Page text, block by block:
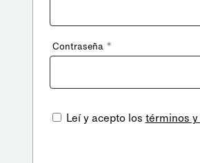
Contraseña *
Leí y acepto los términos